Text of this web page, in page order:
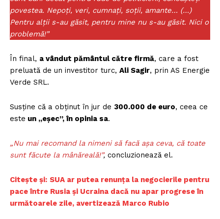
povestea. Nepoți, veri, cumnați, soții, amante… (…)
Pentru alții s-au găsit, pentru mine nu s-au găsit. Nici o
problemă!”
În final, a vândut pământul către firmă, care a fost
preluată de un investitor turc, Ali Sagir, prin AS Energie
Verde SRL.
Susține că a obținut în jur de 300.000 de euro, ceea ce
este un „eșec”, în opinia sa.
„Nu mai recomand la nimeni să facă așa ceva, că toate
sunt făcute la mânăreală!”, concluzionează el.
Citește și: SUA ar putea renunța la negocierile pentru
pace între Rusia și Ucraina dacă nu apar progrese în
următoarele zile, avertizează Marco Rubio